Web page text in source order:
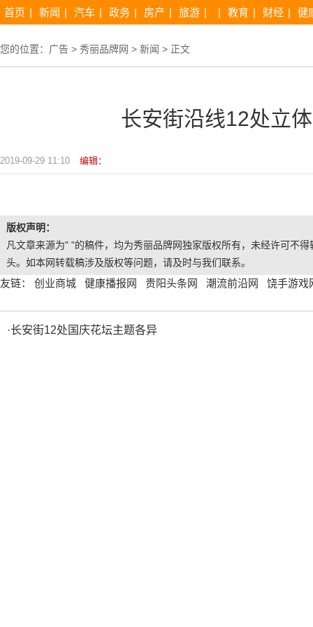
首页 | 新闻 | 汽车 | 政务 | 房产 | 旅游 | | 教育 | 财经 | 健
您的位置： 广告 > 秀丽品牌网 > 新闻 > 正文
长安街沿线12处立
2019-09-29 11:10 编辑：
版权声明：
凡文章来源为" "的稿件，均为秀丽品牌网独家版权所有，未经许可不
头。如本网转载稿涉及版权等问题，请及时与我们联系。
友链： 创业商城 健康播报网 贵阳头条网 潮流前沿网 饶手游戏
·长安街12处国庆花坛主题各异